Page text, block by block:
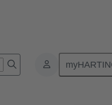
Monoblockeinsätze